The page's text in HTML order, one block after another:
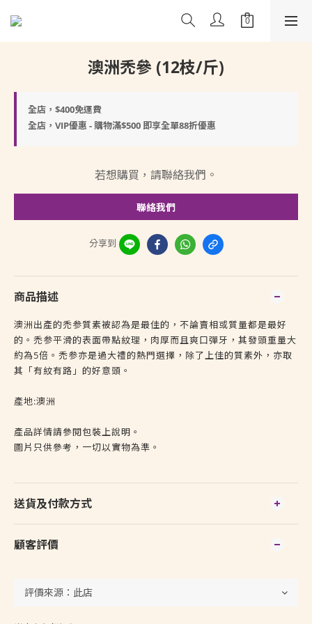
澳洲禿參 (12枝/斤)
全店，$400免運費
全店，VIP優惠 - 購物滿$500 即享全單88折優惠
若想購買，請聯絡我們。
聯絡我們
分享到
商品描述
澳洲出產的禿参質素被認為是最佳的，不論賣相或質量都是最好
的。禿参平滑的表面帶點紋理，肉厚而且爽口彈牙，其發頭重量大
約為5倍。禿参亦是過大禮的熱門選擇，除了上佳的質素外，亦取
其「有紋有路」的好意頭。
產地:澳洲
產品詳情請參閱包裝上說明。
圖片只供參考，一切以實物為準。
送貨及付款方式
顧客評價